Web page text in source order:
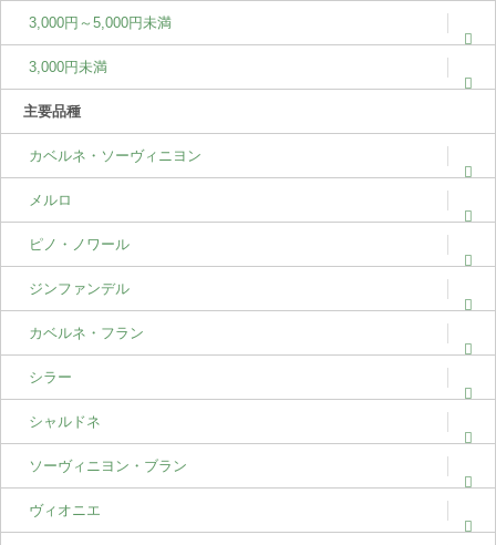
3,000円～5,000円未満
3,000円未満
主要品種
カベルネ・ソーヴィニヨン
メルロ
ピノ・ノワール
ジンファンデル
カベルネ・フラン
シラー
シャルドネ
ソーヴィニヨン・ブラン
ヴィオニエ